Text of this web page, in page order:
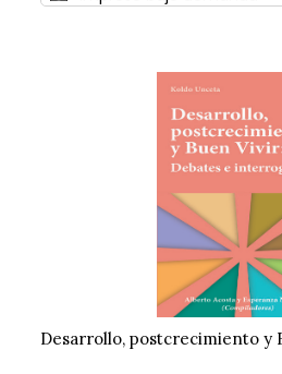
Desarrollo, postcrecimiento y